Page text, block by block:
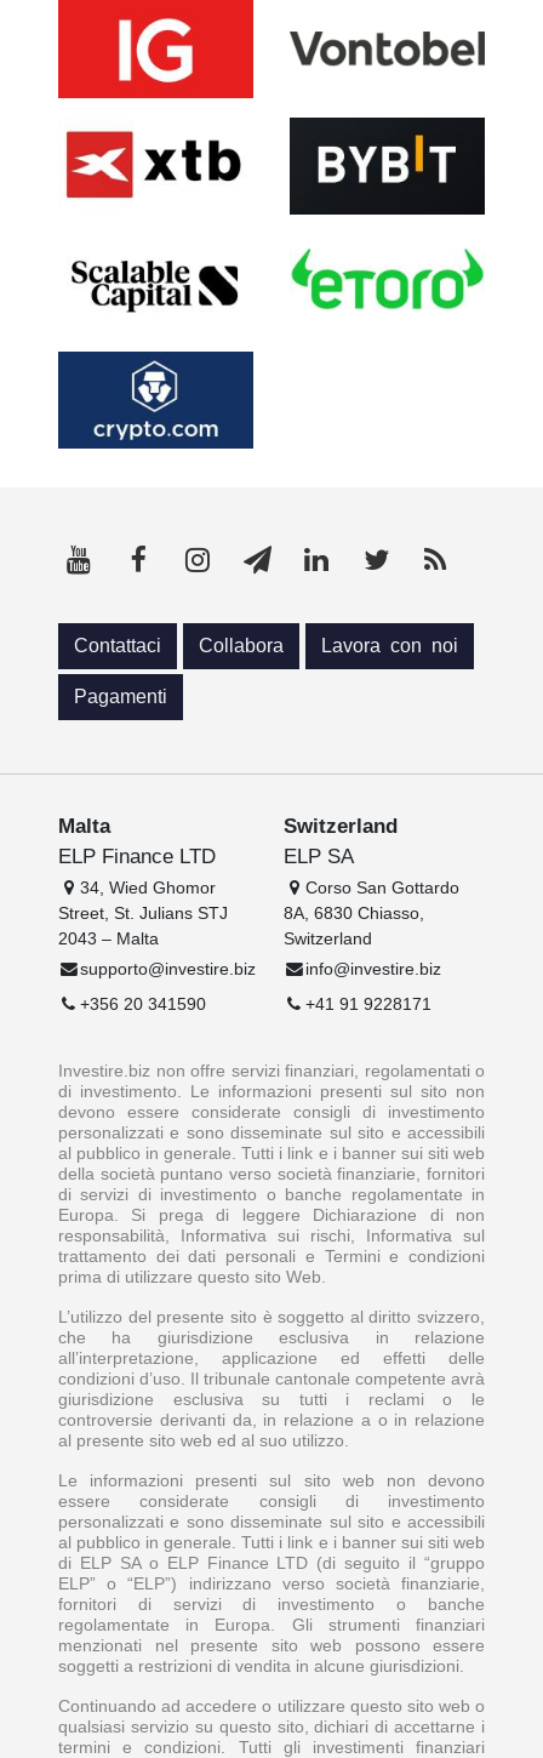
Contattaci Collabora Lavora con noi
Pagamenti
Malta
ELP Finance LTD
34, Wied Ghomor
Street, St. Julians STJ
2043 – Malta
supporto@investire.biz
+356 20 341590
Switzerland
ELP SA
Corso San Gottardo
8A, 6830 Chiasso,
Switzerland
info@investire.biz
+41 91 9228171
Investire.biz non offre servizi finanziari, regolamentati o
di investimento. Le informazioni presenti sul sito non
devono essere considerate consigli di investimento
personalizzati e sono disseminate sul sito e accessibili
al pubblico in generale. Tutti i link e i banner sui siti web
della società puntano verso società finanziarie, fornitori
di servizi di investimento o banche regolamentate in
Europa. Si prega di leggere Dichiarazione di non
responsabilità, Informativa sui rischi, Informativa sul
trattamento dei dati personali e Termini e condizioni
prima di utilizzare questo sito Web.
L’utilizzo del presente sito è soggetto al diritto svizzero,
che ha giurisdizione esclusiva in relazione
all’interpretazione, applicazione ed effetti delle
condizioni d’uso. Il tribunale cantonale competente avrà
giurisdizione esclusiva su tutti i reclami o le
controversie derivanti da, in relazione a o in relazione
al presente sito web ed al suo utilizzo.
Le informazioni presenti sul sito web non devono
essere considerate consigli di investimento
personalizzati e sono disseminate sul sito e accessibili
al pubblico in generale. Tutti i link e i banner sui siti web
di ELP SA o ELP Finance LTD (di seguito il “gruppo
ELP” o “ELP”) indirizzano verso società finanziarie,
fornitori di servizi di investimento o banche
regolamentate in Europa. Gli strumenti finanziari
menzionati nel presente sito web possono essere
soggetti a restrizioni di vendita in alcune giurisdizioni.
Continuando ad accedere o utilizzare questo sito web o
qualsiasi servizio su questo sito, dichiari di accettarne i
termini e condizioni. Tutti gli investimenti finanziari